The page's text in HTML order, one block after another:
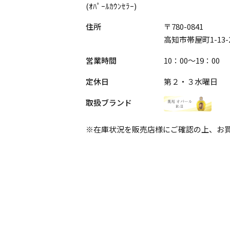
(ｵﾊﾟｰﾙｶｳﾝｾﾗｰ)
住所
〒780-0841
高知市帯屋町1-13-
営業時間
10：00～19：00
定休日
第２・３水曜日
取扱ブランド
※在庫状況を販売店様にご確認の上、お